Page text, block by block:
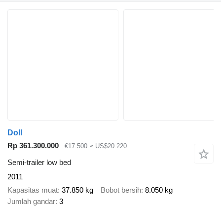
Doll
Rp 361.300.000
€17.500 ≈ US$20.220
Semi-trailer low bed
2011
Kapasitas muat 37.850 kg Bobot bersih 8.050 kg
Jumlah gandar 3